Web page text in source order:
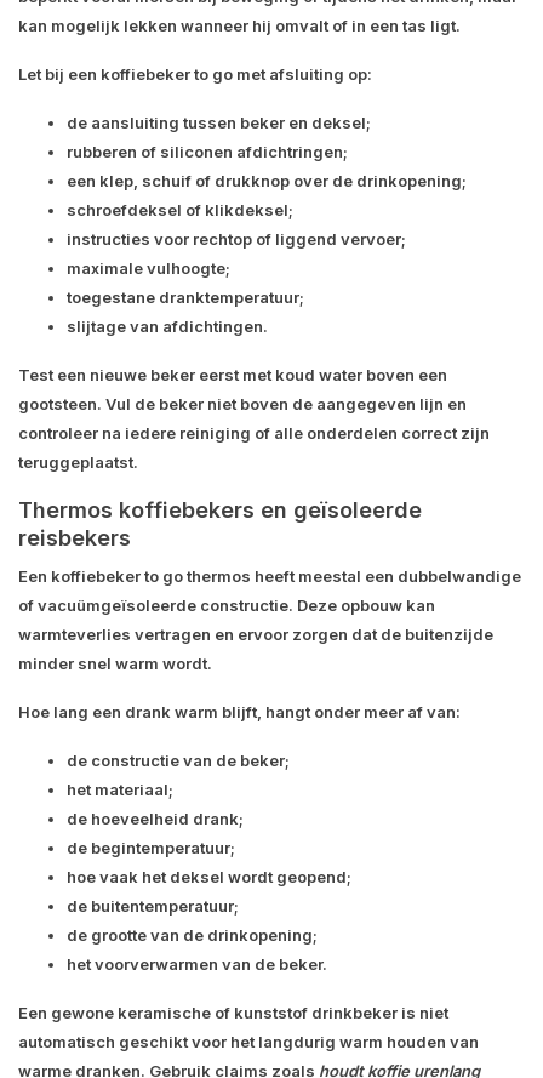
kan mogelijk lekken wanneer hij omvalt of in een tas ligt.
Let bij een koffiebeker to go met afsluiting op:
de aansluiting tussen beker en deksel;
rubberen of siliconen afdichtringen;
een klep, schuif of drukknop over de drinkopening;
schroefdeksel of klikdeksel;
instructies voor rechtop of liggend vervoer;
maximale vulhoogte;
toegestane dranktemperatuur;
slijtage van afdichtingen.
Test een nieuwe beker eerst met koud water boven een
gootsteen. Vul de beker niet boven de aangegeven lijn en
controleer na iedere reiniging of alle onderdelen correct zijn
teruggeplaatst.
Thermos koffiebekers en geïsoleerde
reisbekers
Een koffiebeker to go thermos heeft meestal een dubbelwandige
of vacuümgeïsoleerde constructie. Deze opbouw kan
warmteverlies vertragen en ervoor zorgen dat de buitenzijde
minder snel warm wordt.
Hoe lang een drank warm blijft, hangt onder meer af van:
de constructie van de beker;
het materiaal;
de hoeveelheid drank;
de begintemperatuur;
hoe vaak het deksel wordt geopend;
de buitentemperatuur;
de grootte van de drinkopening;
het voorverwarmen van de beker.
Een gewone keramische of kunststof drinkbeker is niet
automatisch geschikt voor het langdurig warm houden van
warme dranken. Gebruik claims zoals houdt koffie urenlang